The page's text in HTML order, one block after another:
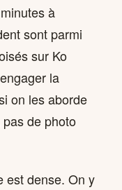
à
sont parmi
sur Ko
la
on les aborde
de photo
est dense. On y